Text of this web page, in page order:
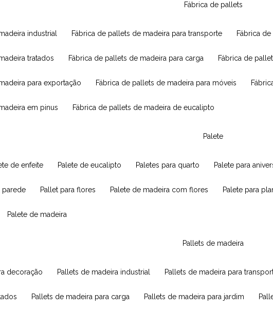
fábrica de pallets
industrial fábrica de pallets de madeira para transporte fábrica
tratados fábrica de pallets de madeira para carga fábrica de
para exportação fábrica de pallets de madeira para móveis
em pinus fábrica de pallets de madeira de eucalipto
palete
de enfeite palete de eucalipto paletes para quarto palete para
parede pallet para flores palete de madeira com flores palete para
palete de madeira
pallets de madeira
decoração pallets de madeira industrial pallets de madeira para
pallets de madeira para carga pallets de madeira para jardim